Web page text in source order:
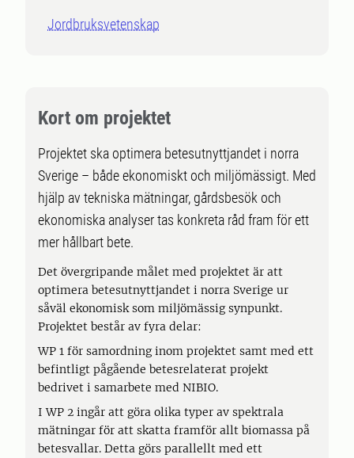
Jordbruksvetenskap
Kort om projektet
Projektet ska optimera betesutnyttjandet i norra
Sverige – både ekonomiskt och miljömässigt. Med
hjälp av tekniska mätningar, gårdsbesök och
ekonomiska analyser tas konkreta råd fram för ett
mer hållbart bete.
Det övergripande målet med projektet är att
optimera betesutnyttjandet i norra Sverige ur
såväl ekonomisk som miljömässig synpunkt.
Projektet består av fyra delar:
WP 1 för samordning inom projektet samt med ett
befintligt pågående betesrelaterat projekt
bedrivet i samarbete med NIBIO.
I WP 2 ingår att göra olika typer av spektrala
mätningar för att skatta framför allt biomassa på
betesvallar. Detta görs parallellt med ett